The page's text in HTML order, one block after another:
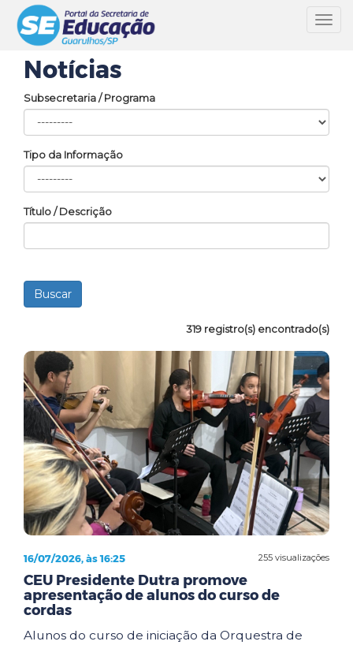
Notícias
Subsecretaria / Programa
Tipo da Informação
Título / Descrição
319 registro(s) encontrado(s)
255 visualizações
16/07/2026, às 16:25
CEU Presidente Dutra promove
apresentação de alunos do curso de
cordas
Alunos do curso de iniciação da Orquestra de